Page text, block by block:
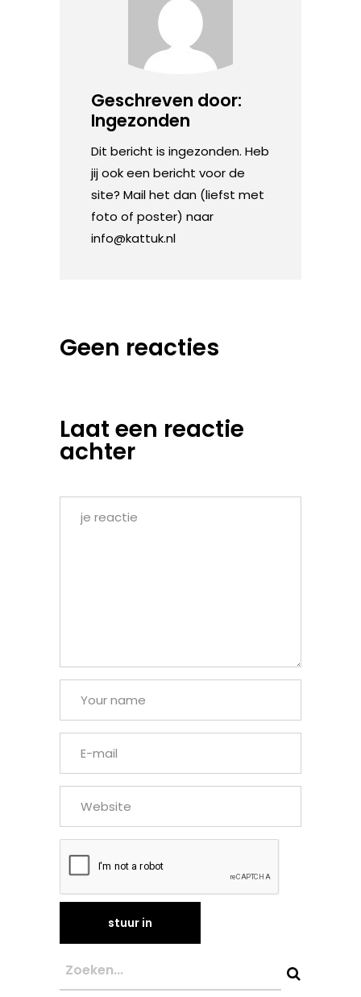
Geschreven door:
Ingezonden
Dit bericht is ingezonden. Heb
jij ook een bericht voor de
site? Mail het dan (liefst met
foto of poster) naar
info@kattuk.nl
Geen reacties
Laat een reactie
achter